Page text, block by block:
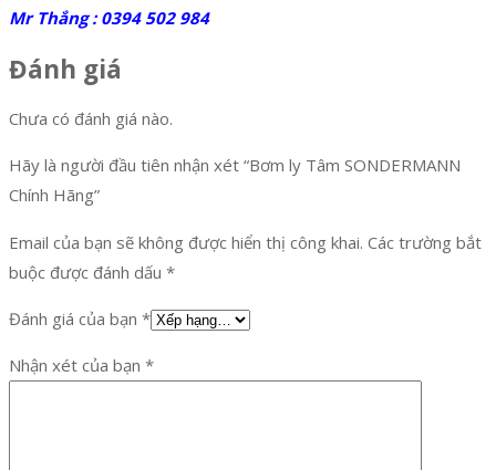
Mr Thắng : 0394 502 984
Đánh giá
Chưa có đánh giá nào.
Hãy là người đầu tiên nhận xét “Bơm ly Tâm SONDERMANN
Chính Hãng”
Email của bạn sẽ không được hiển thị công khai. Các trường bắt
buộc được đánh dấu *
Đánh giá của bạn *
Nhận xét của bạn *